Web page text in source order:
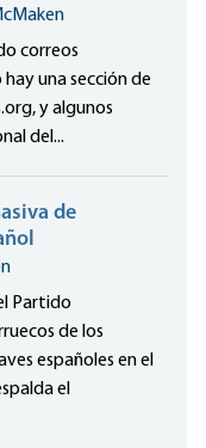
correos
una sección de
y algunos
del...
de
Partido
de los
españoles en el
el